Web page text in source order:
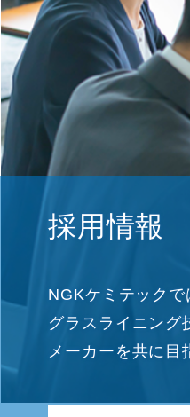
採用情報
NGKケミテックで
グラスライニング
メーカーを共に目